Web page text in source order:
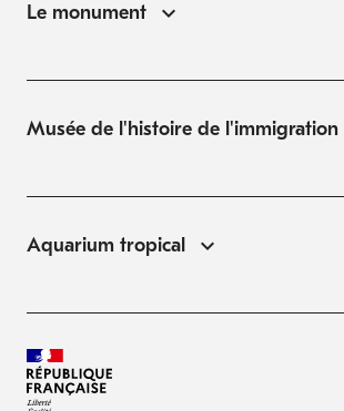
Le monument
Musée de l'histoire de l'immigration
Aquarium tropical